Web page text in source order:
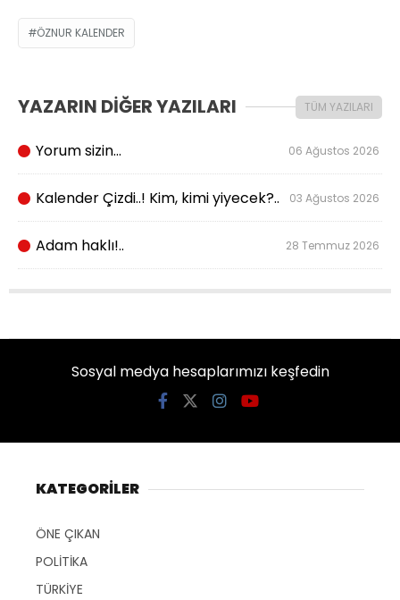
ÖZNUR KALENDER
YAZARIN DİĞER YAZILARI TÜM YAZILARI
Yorum sizin… 06 Ağustos 2026
Kalender Çizdi..! Kim, kimi yiyecek?.. 03 Ağustos 2026
Adam haklı!.. 28 Temmuz 2026
Sosyal medya hesaplarımızı keşfedin
KATEGORİLER
ÖNE ÇIKAN
POLİTİKA
TÜRKİYE